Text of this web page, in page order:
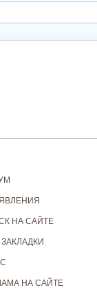
НА САЙТЕ
НА САЙТЕ